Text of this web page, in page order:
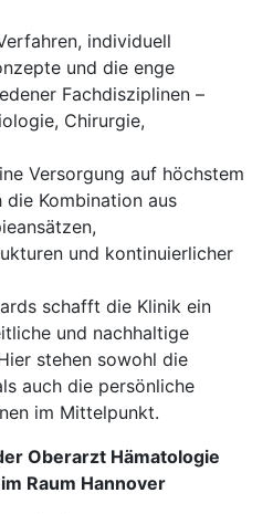
individuell
und die enge
Fachdisziplinen –
Chirurgie,
Versorgung auf höchstem
Kombination aus
und kontinuierlicher
schafft die Klinik ein
und nachhaltige
stehen sowohl die
auch die persönliche
im Mittelpunkt.
Oberarzt Hämatologie
Raum Hannover